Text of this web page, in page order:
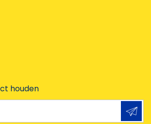
houden